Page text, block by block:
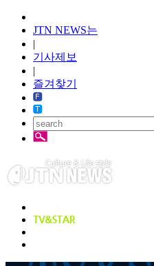
JTN NEWS는
|
기사제보
|
즐겨찾기